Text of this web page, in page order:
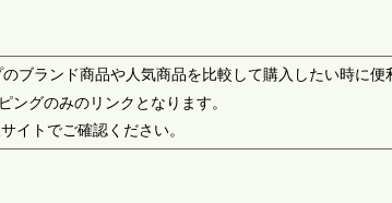
ブランド商品や人気商品を比較して購入したい時に便
ングのみのリンクとなります。
イトでご確認ください。